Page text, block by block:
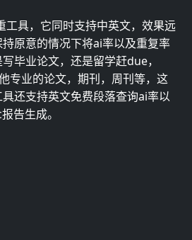
具，它同时支持中英文，效果远
原意的情况下将ai率以及重复率
毕业论文，还是留学赶due，
专业的论文，期刊，周刊等，这
还支持英文免费段落查询ai率以
告生成。